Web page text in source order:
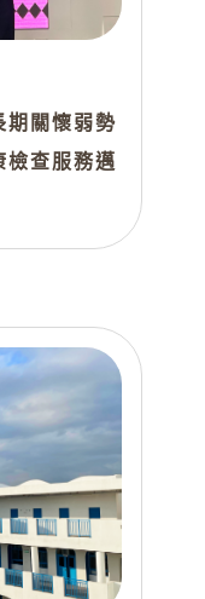
期關懷弱勢
檢查服務邁